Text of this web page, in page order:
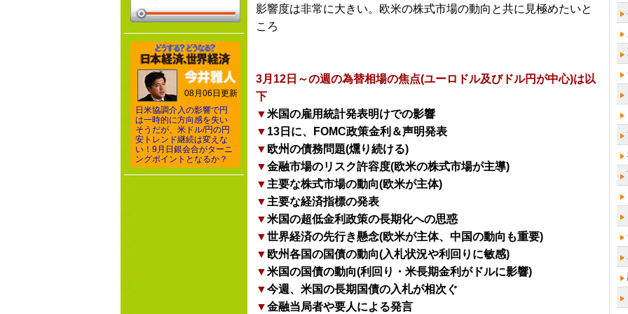
影響度は非常に大きい。欧米の株式市場の動向と共に見極めたいと
ころ
3月12日～の週の為替相場の焦点(ユーロドル及びドル円が中心)は以
下
▼米国の雇用統計発表明けでの影響
▼ 13日に、FOMC政策金利＆声明発表
▼ 欧州の債務問題(燻り続ける)
▼金融市場のリスク許容度(欧米の株式市場が主導)
▼ 主要な株式市場の動向(欧米が主体)
▼ 主要な経済指標の発表
▼米国の超低金利政策の長期化への思惑
▼世界経済の先行き懸念(欧米が主体、中国の動向も重要)
▼ 欧州各国の国債の動向(入札状況や利回りに敏感)
▼米国の国債の動向(利回り・米長期金利がドルに影響)
▼今週、米国の長期国債の入札が相次ぐ
▼金融当局者や要人による発言
08月06日更新
日米協調介入の影響で円
は一時的に方向感を失い
そうだが、米ドル/円の円
安トレンド継続は変えな
い！9月日銀会合がターニ
ングポイントとなるか？